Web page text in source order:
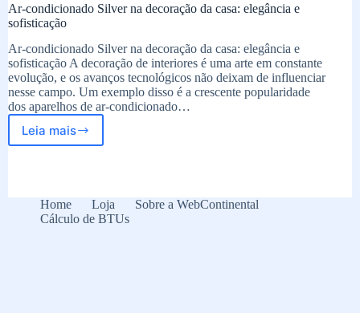
Ar-condicionado Silver na decoração da casa: elegância e
sofisticação
Ar-condicionado Silver na decoração da casa: elegância e
sofisticação A decoração de interiores é uma arte em constante
evolução, e os avanços tecnológicos não deixam de influenciar
nesse campo. Um exemplo disso é a crescente popularidade
dos aparelhos de ar-condicionado…
Leia mais
Ar-
decoração
da
casa:
Home Loja
Sobre a WebContinental
Cálculo de BTUs